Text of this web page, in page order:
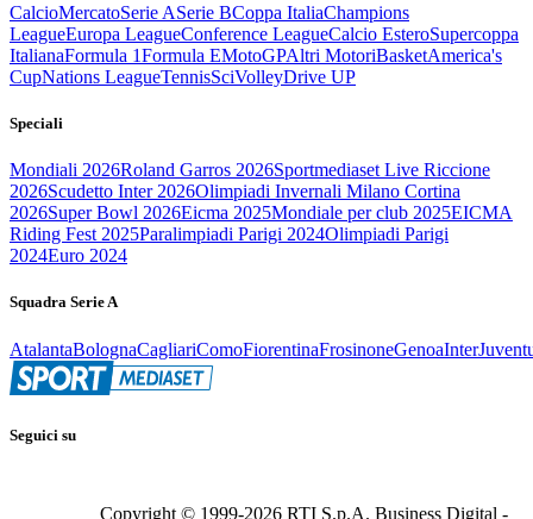
CalcioMercatoSerie ASerie BCoppa ItaliaChampions
LeagueEuropa LeagueConference LeagueCalcio EsteroSupercoppa
ItalianaFormula 1Formula EMotoGPAltri MotoriBasketAmerica's
CupNations LeagueTennisSciVolleyDrive UP
Speciali
Mondiali 2026Roland Garros 2026Sportmediaset Live Riccione
2026Scudetto Inter 2026Olimpiadi Invernali Milano Cortina
2026Super Bowl 2026Eicma 2025Mondiale per club 2025EICMA
Riding Fest 2025Paralimpiadi Parigi 2024Olimpiadi Parigi
2024Euro 2024
Squadra Serie A
AtalantaBolognaCagliariComoFiorentinaFrosinoneGenoaInter
Seguici su
Copyright © 1999-2026 RTI S.p.A. Business Digital -